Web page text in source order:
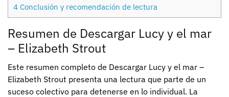
4 Conclusión y recomendación de lectura
Resumen de Descargar Lucy y el mar
– Elizabeth Strout
Este resumen completo de Descargar Lucy y el mar –
Elizabeth Strout presenta una lectura que parte de un
suceso colectivo para detenerse en lo individual. La